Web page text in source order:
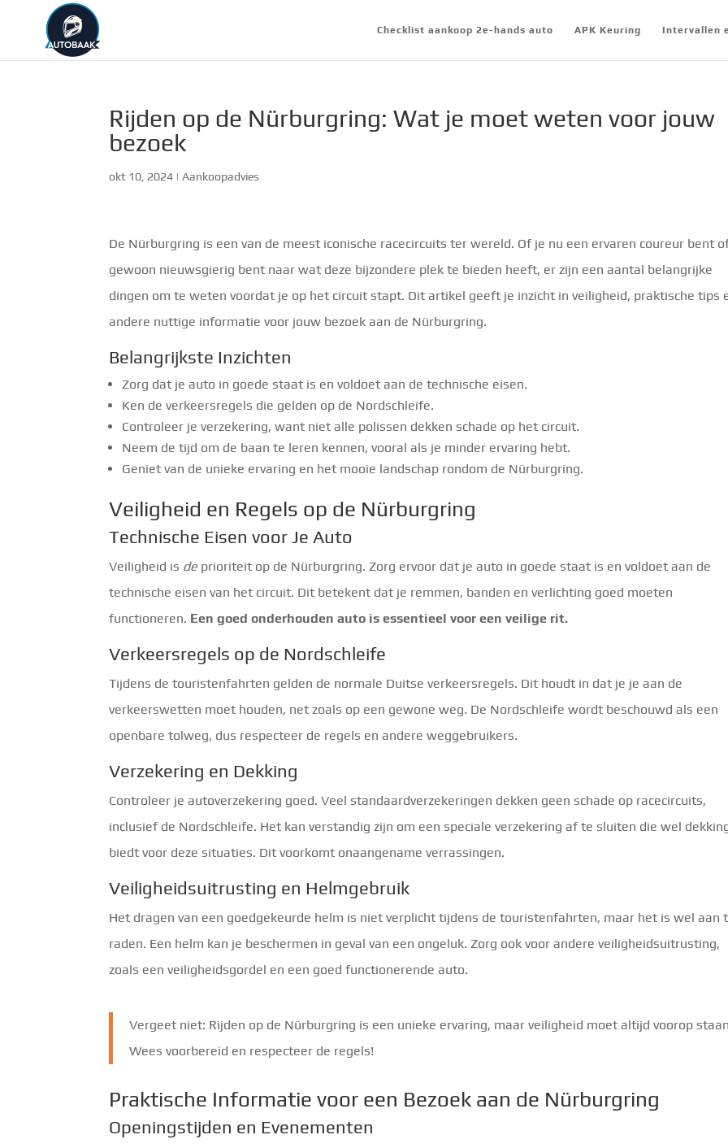
Checklist aankoop 2e-hands auto APK Keuring Intervallen
Rijden op de Nürburgring: Wat je moet weten voor jouw
bezoek
okt 10, 2024 |Aankoopadvies
De Nürburgring is een van de meest iconische racecircuits ter wereld. Of je nu een ervaren coureur bent
gewoon nieuwsgierig bent naar wat deze bijzondere plek te bieden heeft, er zijn een aantal belangrijke
dingen om te weten voordat je op het circuit stapt. Dit artikel geeft je inzicht in veiligheid, praktische tips
andere nuttige informatie voor jouw bezoek aan de Nürburgring.
Belangrijkste Inzichten
Zorg dat je auto in goede staat is en voldoet aan de technische eisen.
Ken de verkeersregels die gelden op de Nordschleife.
Controleer je verzekering, want niet alle polissen dekken schade op het circuit.
Neem de tijd om de baan te leren kennen, vooral als je minder ervaring hebt.
Geniet van de unieke ervaring en het mooie landschap rondom de Nürburgring.
Veiligheid en Regels op de Nürburgring
Technische Eisen voor Je Auto
Veiligheid is de prioriteit op de Nürburgring. Zorg ervoor dat je auto in goede staat is en voldoet aan de
technische eisen van het circuit. Dit betekent dat je remmen, banden en verlichting goed moeten
functioneren. Een goed onderhouden auto is essentieel voor een veilige rit.
Verkeersregels op de Nordschleife
Tijdens de touristenfahrten gelden de normale Duitse verkeersregels. Dit houdt in dat je je aan de
verkeerswetten moet houden, net zoals op een gewone weg. De Nordschleife wordt beschouwd als een
openbare tolweg, dus respecteer de regels en andere weggebruikers.
Verzekering en Dekking
Controleer je autoverzekering goed. Veel standaardverzekeringen dekken geen schade op racecircuits,
inclusief de Nordschleife. Het kan verstandig zijn om een speciale verzekering af te sluiten die wel
biedt voor deze situaties. Dit voorkomt onaangename verrassingen.
Veiligheidsuitrusting en Helmgebruik
Het dragen van een goedgekeurde helm is niet verplicht tijdens de touristenfahrten, maar het is wel aan
raden. Een helm kan je beschermen in geval van een ongeluk. Zorg ook voor andere veiligheidsuitrusting,
zoals een veiligheidsgordel en een goed functionerende auto.
Vergeet niet: Rijden op de Nürburgring is een unieke ervaring, maar veiligheid moet altijd voorop
Wees voorbereid en respecteer de regels!
Praktische Informatie voor een Bezoek aan de Nürburgring
Openingstijden en Evenementen